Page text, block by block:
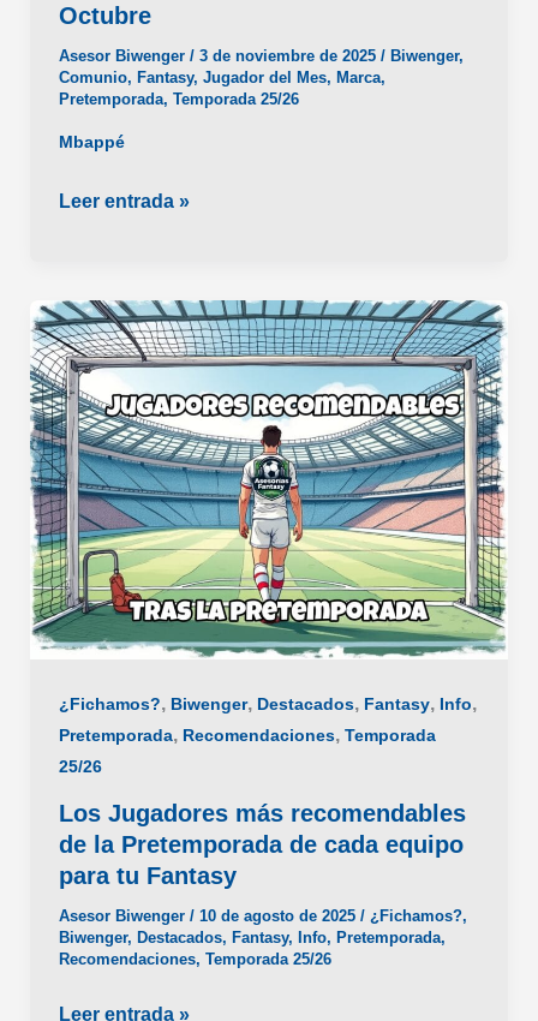
Octubre
Asesor Biwenger / 3 de noviembre de 2025 / Biwenger,
Comunio, Fantasy, Jugador del Mes, Marca,
Pretemporada, Temporada 25/26
Mbappé
El
del
Mes
de
Octubre
Leer entrada »
¿Fichamos?, Biwenger, Destacados, Fantasy, Info,
Pretemporada, Recomendaciones, Temporada
25/26
Los Jugadores más recomendables
de la Pretemporada de cada equipo
para tu Fantasy
Asesor Biwenger / 10 de agosto de 2025 / ¿Fichamos?,
Biwenger, Destacados, Fantasy, Info, Pretemporada,
Recomendaciones, Temporada 25/26
Los
Leer entrada »